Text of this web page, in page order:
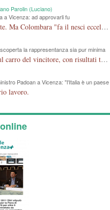
Parolin (Luciano)
a Vicenza: ad approvarli fu
Risposte esaurienti e politicamente perfette. Ma Colombara "fa il nesci eccellenza o non ha capito?". Le elezioni le ha perse, ed è rimasto SOLO, con un regolamento comunale che LE permette di fare GRUPPO con una sola Persona. Cosa ci sta a fare lì, entri nel PD così fa "gruppo"....Amen.
la rappresentanza sia pur minima
Fra tanti che non vedono l'ora di salire sul carro del vincitore, con risultati tragicomici, almeno due che coerenti con se stessi scendono dalla giostra.
Padoan a Vicenza: "l'Italia è un paese
lavoro.